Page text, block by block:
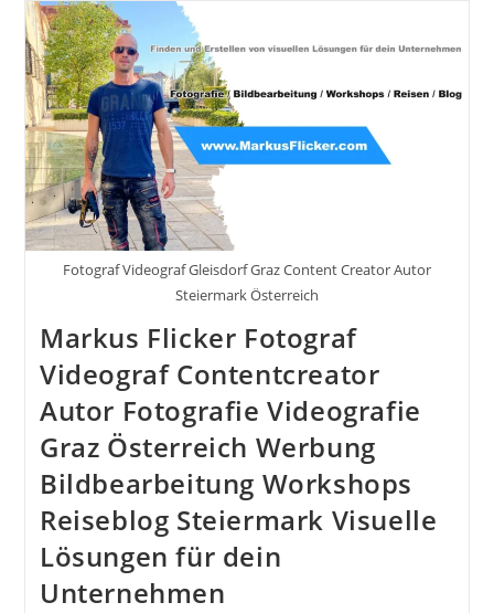
Author
Photography
Videography
Graz
Austria
Advertising
Image
Editing
Workshops
Travel
Blog
Styria
Finding
And
Creating
Visual
Solutions
Your
Company
Founded
In
2012
Werbeagentur
Marketingagentur
Fotograf Videograf Gleisdorf Graz Content Creator Autor
Steiermark Österreich
Markus Flicker Fotograf
Videograf Contentcreator
Autor Fotografie Videografie
Graz Österreich Werbung
Bildbearbeitung Workshops
Reiseblog Steiermark Visuelle
Lösungen für dein
Unternehmen